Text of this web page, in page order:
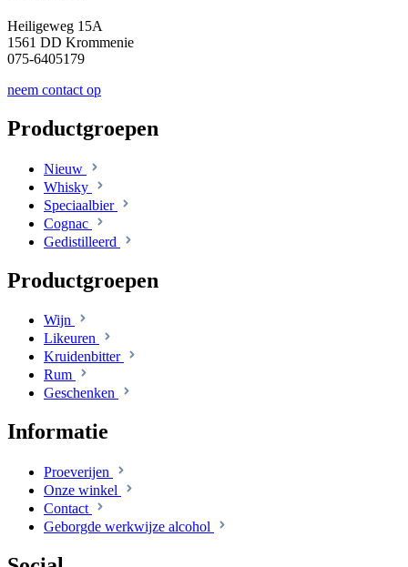
Heiligeweg 15A
1561 DD Krommenie
075-6405179
neem contact op
Productgroepen
Nieuw
Whisky
Speciaalbier
Cognac
Gedistilleerd
Productgroepen
Wijn
Likeuren
Kruidenbitter
Rum
Geschenken
Informatie
Proeverijen
Onze winkel
Contact
Geborgde werkwijze alcohol